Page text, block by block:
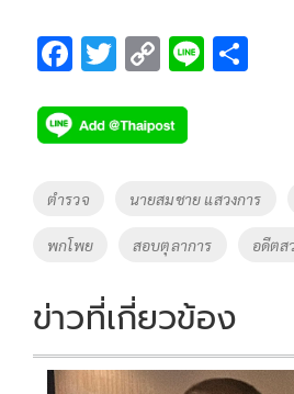
F
e
b
o
o
k
T
tt
er
C
p
y
Li
k
Li
Tags
ตำรวจ นายสมชาย แสวงการ
พกโพย สอบตุลาการ อดีตส
ข่าวที่เกี่ยวข้อง